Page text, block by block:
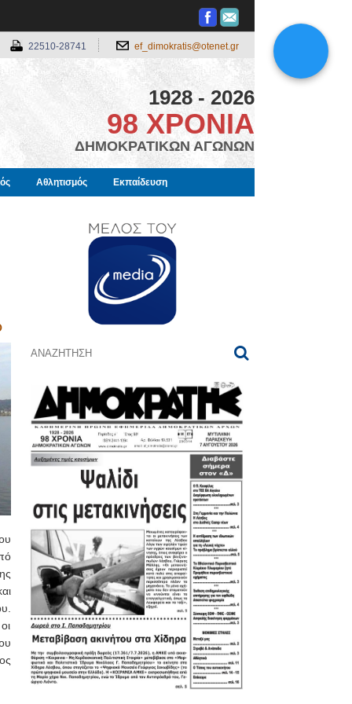
22510-28741 ef_dimokratis@otenet.gr
1928 - 2026
98 ΧΡΟΝΙΑ
ΔΗΜΟΚΡΑΤΙΚΩΝ ΑΓΩΝΩΝ
Αθλητισμός Εκπαίδευση